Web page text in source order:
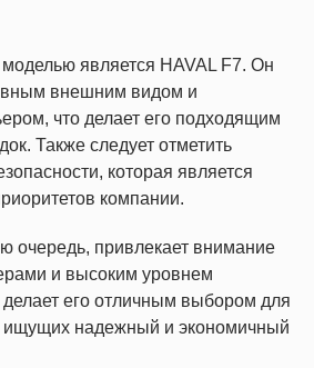
является HAVAL F7. Он
внешним видом и
что делает его подходящим
Также следует отметить
которая является
компании.
очередь, привлекает внимание
и высоким уровнем
его отличным выбором для
ищущих надежный и экономичный